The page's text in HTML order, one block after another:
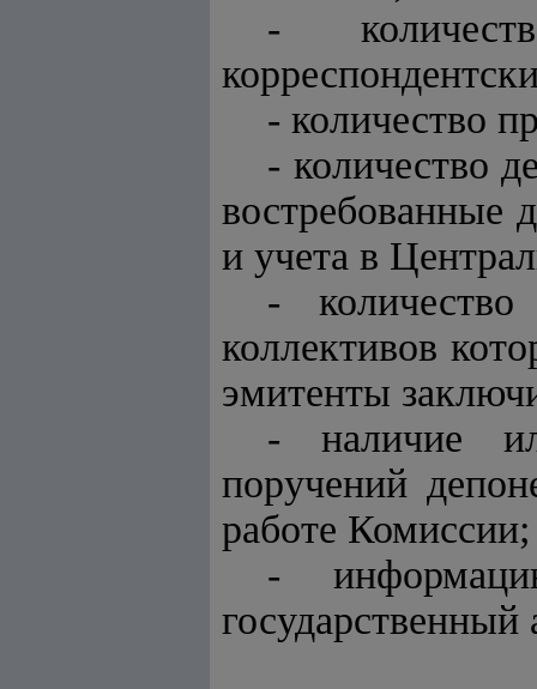
-
- количество
- количество
востребованные
и учета в
-
коллективов
эмитенты
- наличие
поручений
работе Комиссии;
-
государственный